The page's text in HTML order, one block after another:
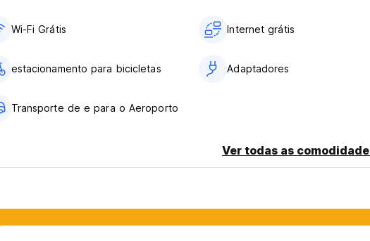
Wi-Fi Grátis Internet grátis
estacionamento para bicicletas Adaptadores
Transporte de e para o Aeroporto
Ver todas as